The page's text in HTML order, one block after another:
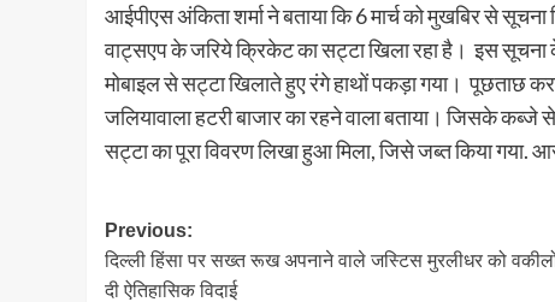
आईपीएस अंकिता शर्मा ने बताया कि 6 मार्च को मुखबिर से सूचना
वाट्सएप के जरिये क्रिकेट का सट्टा खिला रहा है। इस सूचना के
मोबाइल से सट्टा खिलाते हुए रंगे हाथों पकड़ा गया। पूछताछ
जलियावाला हटरी बाजार का रहने वाला बताया। जिसके
सट्टा का पूरा विवरण लिखा हुआ मिला, जिसे जब्त किया गया.
Post
navigation
Previous:
दिल्ली हिंसा पर सख्त रूख अपनाने वाले जस्टिस मुरलीधर को
दी ऐतिहासिक विदाई